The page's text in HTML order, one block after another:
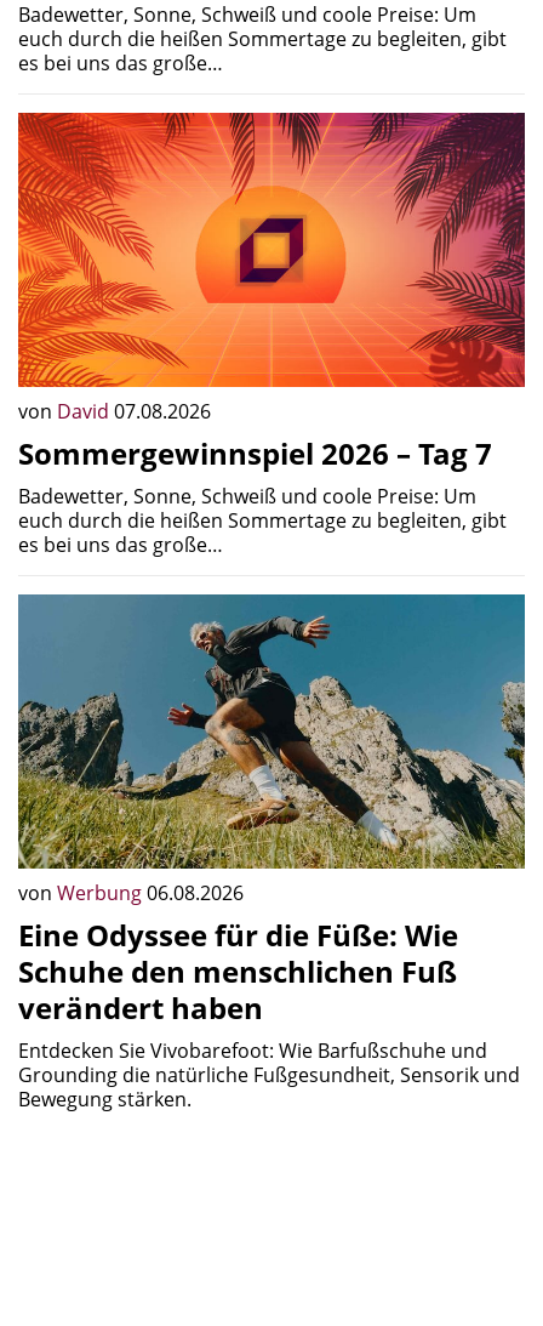
Badewetter, Sonne, Schweiß und coole Preise: Um
euch durch die heißen Sommertage zu begleiten, gibt
es bei uns das große…
von David 07.08.2026
Sommergewinnspiel 2026 – Tag 7
Badewetter, Sonne, Schweiß und coole Preise: Um
euch durch die heißen Sommertage zu begleiten, gibt
es bei uns das große…
von Werbung06.08.2026
Eine Odyssee für die Füße: Wie
Schuhe den menschlichen Fuß
verändert haben
Entdecken Sie Vivobarefoot: Wie Barfußschuhe und
Grounding die natürliche Fußgesundheit, Sensorik und
Bewegung stärken.